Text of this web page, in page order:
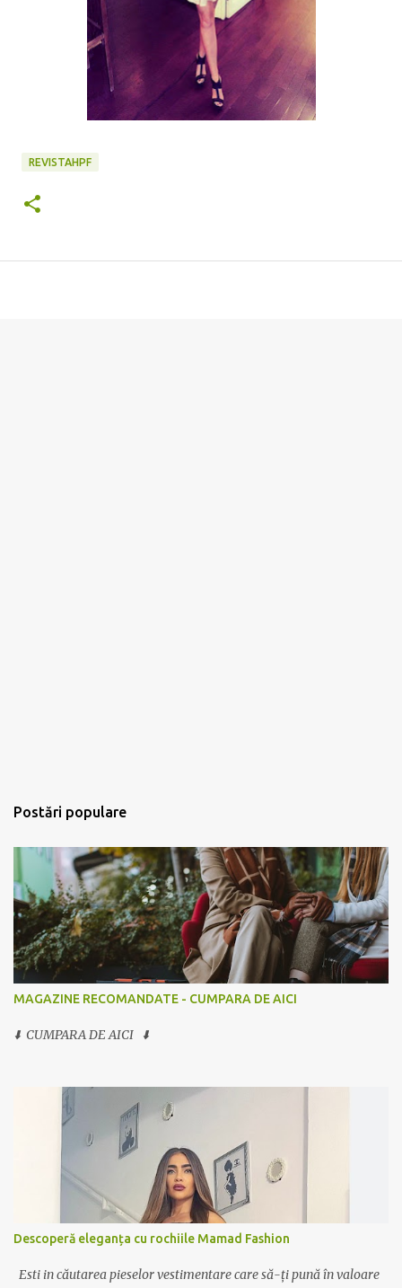
REVISTAHPF
Postări populare
MAGAZINE RECOMANDATE - CUMPARA DE AICI
⬇️ CUMPARA DE AICI ⬇️
Descoperă eleganța cu rochiile Mamad Fashion
Esti in căutarea pieselor vestimentare care să-ți pună în valoare